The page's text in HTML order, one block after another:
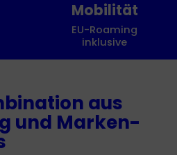
Mobilität
EU-Roaming
inklusive
aus
und Marken-